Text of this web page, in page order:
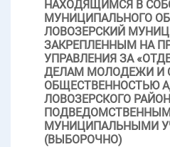
НАХОДЯЩИМСЯ В
МУНИЦИПАЛЬНОГО
ЛОВОЗЕРСКИЙ
ЗАКРЕПЛЕННЫМ НА
УПРАВЛЕНИЯ ЗА
ДЕЛАМ МОЛОДЕЖИ И
ОБЩЕСТВЕННОСТЬЮ
ЛОВОЗЕРСКОГО
МУНИЦИПАЛЬНЫМИ
(ВЫБОРОЧНО)